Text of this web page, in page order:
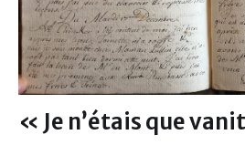
« Je n’étais que